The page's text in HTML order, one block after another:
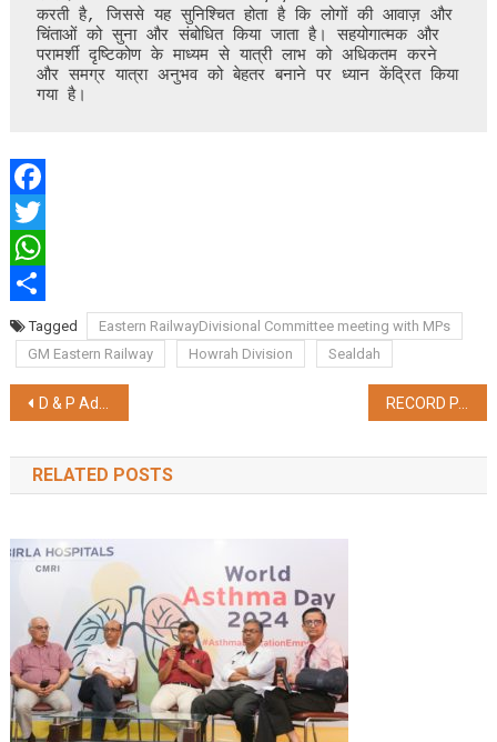
करती है, जिससे यह सुनिश्चित होता है कि लोगों की आवाज़ और
चिंताओं को सुना और संबोधित किया जाता है। सहयोगात्मक और
परामर्शी दृष्टिकोण के माध्यम से यात्री लाभ को अधिकतम करने
और समग्र यात्रा अनुभव को बेहतर बनाने पर ध्यान केंद्रित किया
गया है।
Facebook
Twitter
WhatsApp
ShareTagged
Eastern RailwayDivisional Committee meeting with MPs
GM Eastern Railway
Howrah Division Sealdah
Post
navigation
D & P Advisory Curates ‘Beyond 22 Yards – IPL’s Legacy and WPL’s Vision’ – an IPL & WPL Valuation Report for the year 2024′ RECORD PASSENGER EARNINGS IN A SINGLE DAY IN THE LAST 13 YEARS
RELATED POSTS